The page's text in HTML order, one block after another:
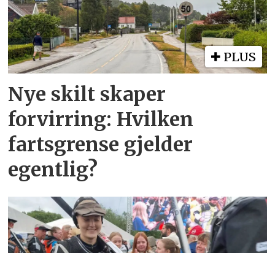
PLUS
Nye skilt skaper
forvirring: Hvilken
fartsgrense gjelder
egentlig?